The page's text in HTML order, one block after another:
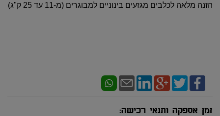
הזנה מלאה לכלבים מגזעים בינוניים למבוגרים (מ-11 עד 25 ק"ג)
זמן אספקה ותנאי רכישה: